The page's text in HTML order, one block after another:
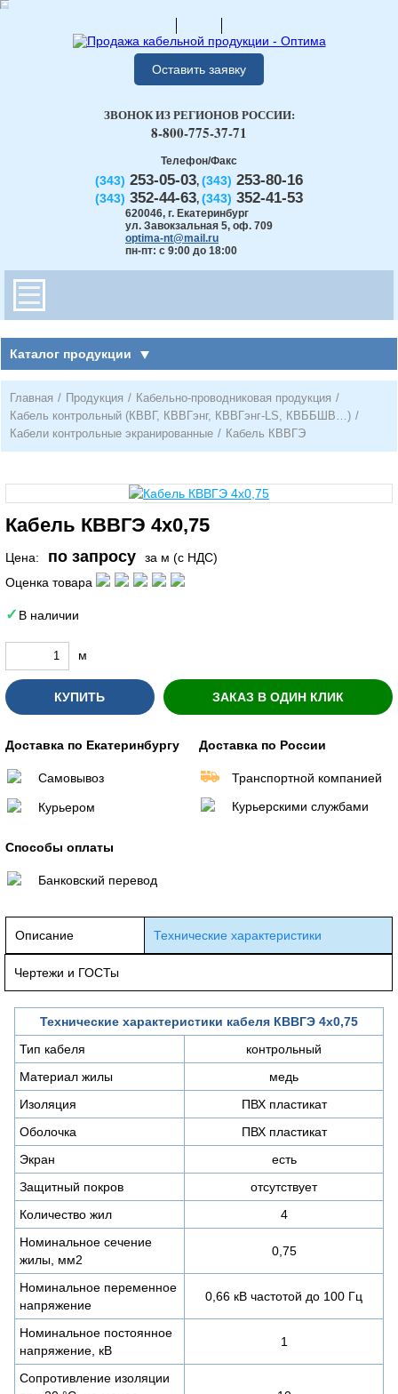
Оставить заявку
Телефон/Факс
(343) 253-05-03, (343) 253-80-16
(343) 352-44-63, (343) 352-41-53
620046, г. Екатеринбург
ул. Завокзальная 5, оф. 709
optima-nt@mail.ru
пн-пт: с 9:00 до 18:00
ЗВОНОК ИЗ РЕГИОНОВ РОССИИ:
8-800-775-37-71
Каталог продукции
Главная / Продукция / Кабельно-проводниковая продукция /
Кабель контрольный (КВВГ, КВВГэнг, КВВГэнг-LS, КВББШВ…) /
Кабели контрольные экранированные / Кабель КВВГЭ
Кабель КВВГЭ 4х0,75
Цена: по запросу
за м (с НДС)
Оценка товара
В наличии
м
КУПИТЬ ЗАКАЗ В ОДИН КЛИК
Доставка по Екатеринбургу
Самовывоз
Курьером
Доставка по России
Транспортной компанией
Курьерскими службами
Способы оплаты
Банковский перевод
Описание Технические характеристики
Чертежи и ГОСТы
Технические характеристики кабеля КВВГЭ 4х0,75
Тип кабеля
контрольный
Материал жилы
медь
Изоляция
ПВХ пластикат
Оболочка
ПВХ пластикат
Экран
есть
Защитный покров
отсутствует
Количество жил
4
Номинальное сечение
жилы, мм2
0,75
Номинальное переменное
напряжение
0,66 кВ частотой до 100 Гц
Номинальное постоянное
напряжение, кВ
1
Сопротивление изоляции